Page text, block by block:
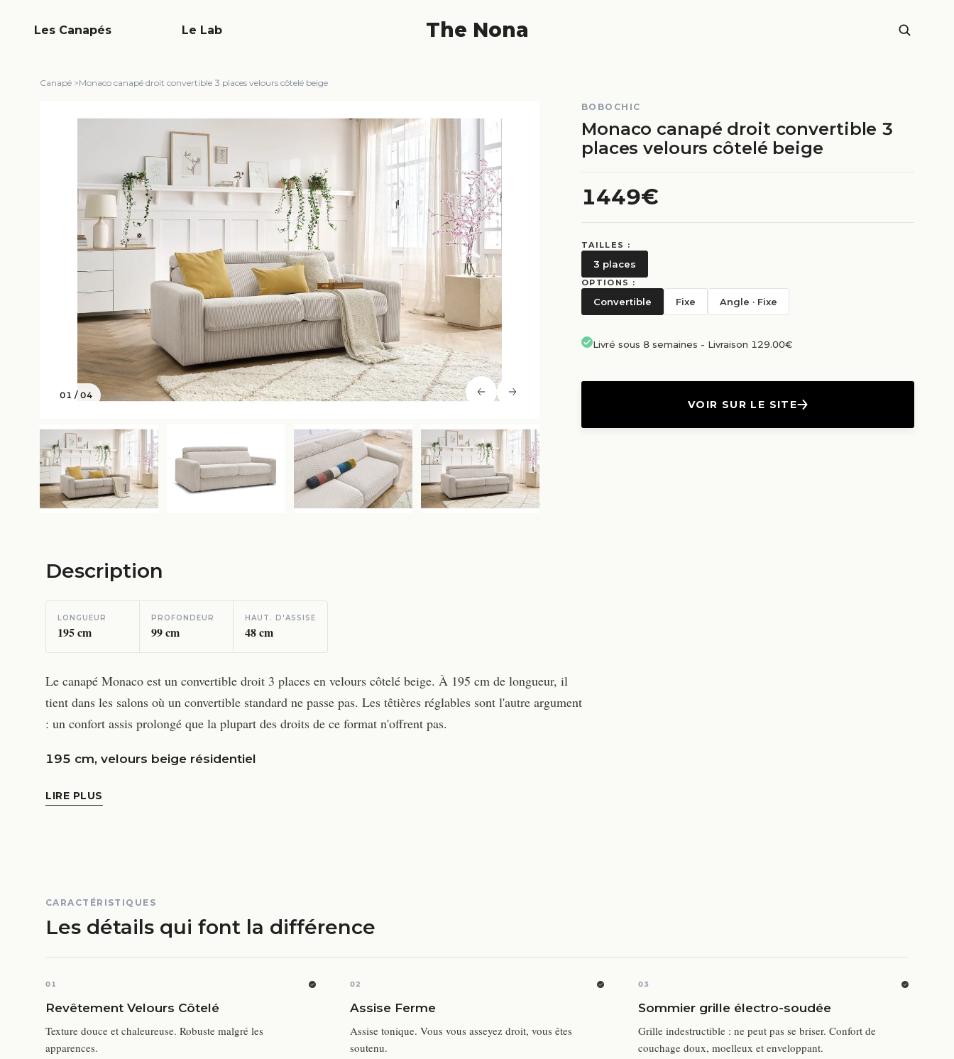
The Nona
Les Canapés Le Lab
Canapé >Monaco canapé droit convertible 3 places velours côtelé beige
01 /04
BOBOCHIC
Monaco canapé droit convertible 3
places velours côtelé beige
1449€
TAILLES :
3 places
OPTIONS :
Convertible Fixe Angle · Fixe
Livré sous 8 semaines - Livraison 129.00€
VOIR SUR LE SITE
Description
LONGUEUR
195cm
PROFONDEUR
99cm
HAUT. D'ASSISE
48cm
Le canapé Monaco est un convertible droit 3 places en velours côtelé beige. À 195 cm de longueur, il
tient dans les salons où un convertible standard ne passe pas. Les têtières réglables sont l'autre argument
: un confort assis prolongé que la plupart des droits de ce format n'offrent pas.
195 cm, velours beige résidentiel
LIRE PLUS
CARACTÉRISTIQUES
Les détails qui font la différence
01
Revêtement Velours Côtelé
Texture douce et chaleureuse. Robuste malgré les
apparences.
02
Assise Ferme
Assise tonique. Vous vous asseyez droit, vous êtes
soutenu.
03
Sommier grille électro-soudée
Grille indestructible : ne peut pas se briser. Confort de
couchage doux, moelleux et enveloppant.